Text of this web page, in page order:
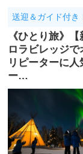
送迎＆ガイド付き
《ひとり旅》
ロラビレッジ
リピーターに
ー…